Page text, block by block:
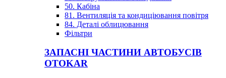
50. Кабіна
81. Вентиляція та кондиціювання повітря
84. Деталі облицювання
Фільтри
ЗАПАСНІ ЧАСТИНИ АВТОБУСІВ
OTOKAR